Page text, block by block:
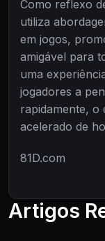
Como reflexo
utiliza
em jogos,
amigável para
uma
jogadores a
rapidamente, o
acelerado de
81D.com
Artigos